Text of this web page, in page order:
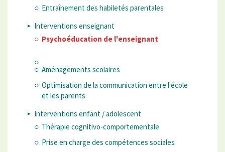
Entraînement des habiletés parentales
Interventions enseignant
Psychoéducation de l'enseignant
Aménagements scolaires
Optimisation de la communication entre l'école
et les parents
Interventions enfant / adolescent
Thérapie cognitivo-comportementale
Prise en charge des compétences sociales